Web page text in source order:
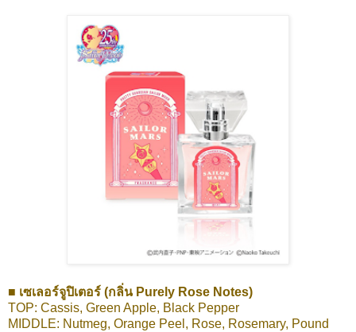
■ เซเลอร์จูปิเตอร์ (กลิ่น Purely Rose Notes)
TOP: Cassis, Green Apple, Black Pepper
MIDDLE: Nutmeg, Orange Peel, Rose, Rosemary, Pound